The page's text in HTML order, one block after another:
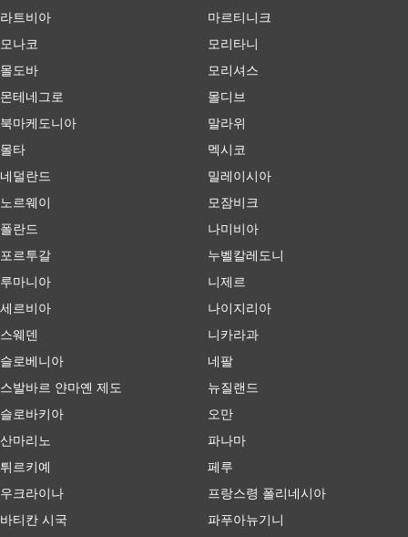
라트비아
모나코
몰도바
몬테네그로
북마케도니아
몰타
네덜란드
노르웨이
폴란드
포르투갈
루마니아
세르비아
스웨덴
슬로베니아
스발바르 얀마옌 제도
슬로바키아
산마리노
튀르키예
우크라이나
바티칸 시국
마르티니크
모리타니
모리셔스
몰디브
말라위
멕시코
밀레이시아
모잠비크
나미비아
누벨칼레도니
니제르
나이지리아
니카라과
네팔
뉴질랜드
오만
파나마
페루
프랑스령 폴리네시아
파푸아뉴기니